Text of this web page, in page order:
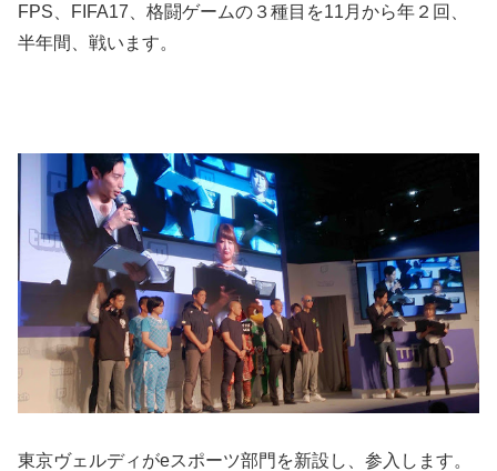
FPS、FIFA17、格闘ゲームの３種目を11月から年２回、
半年間、戦います。
東京ヴェルディがeスポーツ部門を新設し、参入します。